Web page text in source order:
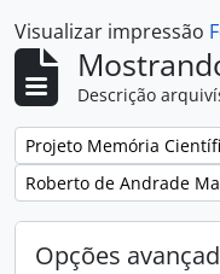
Visualizar impressão
Descrição
Remover filtro:
Projeto Memória
Remover filtro:
Roberto de Andrade
Opções